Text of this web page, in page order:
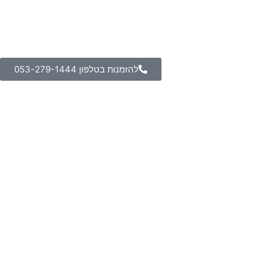
להזמנות בטלפון 053-279-1444